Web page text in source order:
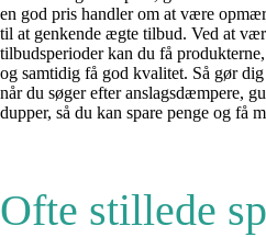
en god pris handler om at være
til at genkende ægte tilbud. Ved at
tilbudsperioder kan du få
og samtidig få god kvalitet. Så gør
når du søger efter anslagsdæmpere,
dupper, så du kan spare penge og få
Ofte stillede